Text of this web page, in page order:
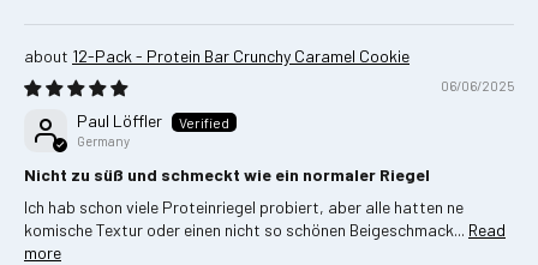
12-Pack - Protein Bar Crunchy Caramel Cookie
06/06/2025
Paul Löffler
Germany
Nicht zu süß und schmeckt wie ein normaler Riegel
Ich hab schon viele Proteinriegel probiert, aber alle hatten ne
komische Textur oder einen nicht so schönen Beigeschmack... Read
more